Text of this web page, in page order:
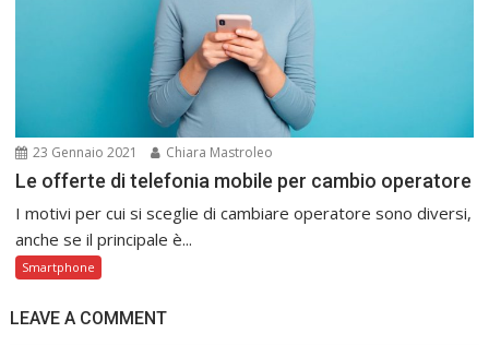
23 Gennaio 2021 Chiara Mastroleo
Le offerte di telefonia mobile per cambio operatore
I motivi per cui si sceglie di cambiare operatore sono diversi,
anche se il principale è...
Smartphone
LEAVE A COMMENT